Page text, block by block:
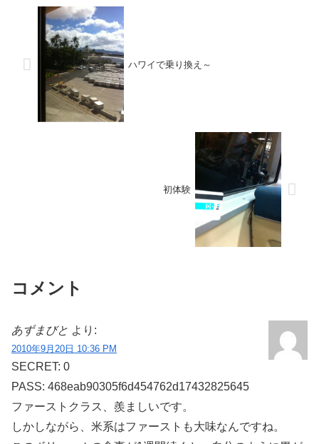
ハワイで乗り換え～
初体験
コメント
あずまびと より:
2010年9月20日 10:36 PM
SECRET: 0
PASS: 468eab90305f6d454762d17432825645
ファーストクラス、羨ましいです。
しかしながら、米系はファーストも大味なんですね。